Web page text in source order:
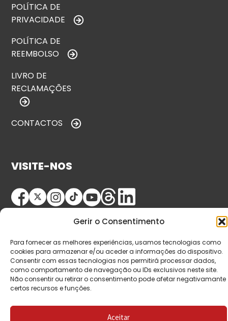
Gerir o Consentimento
Para fornecer as melhores experiências, usamos tecnologias como
cookies para armazenar e/ou aceder a informações do dispositivo.
Consentir com essas tecnologias nos permitirá processar dados,
como comportamento de navegação ou IDs exclusivos neste site.
Não consentir ou retirar o consentimento pode afetar negativamante
certos recursos e funções.
Aceitar
POLÍTICA DE
PRIVACIDADE
POLÍTICA DE
REEMBOLSO
LIVRO DE
RECLAMAÇÕES
CONTACTOS
VISITE-NOS
© Copyright 2026 Saída de Emergência. Todos os
direitos reservados.